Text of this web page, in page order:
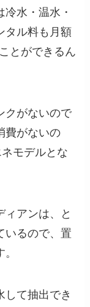
水・温水・
タル料も月額
とができるん
クがないので
費がないの
モデルとな
ィアンは、と
いるので、置
して抽出でき